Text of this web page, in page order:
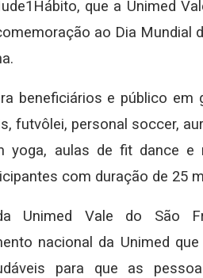
que a Unimed
ao Dia Mundial
beneficiários e público em
futvôlei, personal soccer,
yoga, aulas de fit dance e
com duração de 25
Unimed Vale do São
nacional da Unimed
para que as